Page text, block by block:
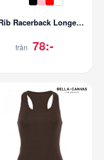
2x1 Rib Racerback Longer Length Tank Top
från 78:-